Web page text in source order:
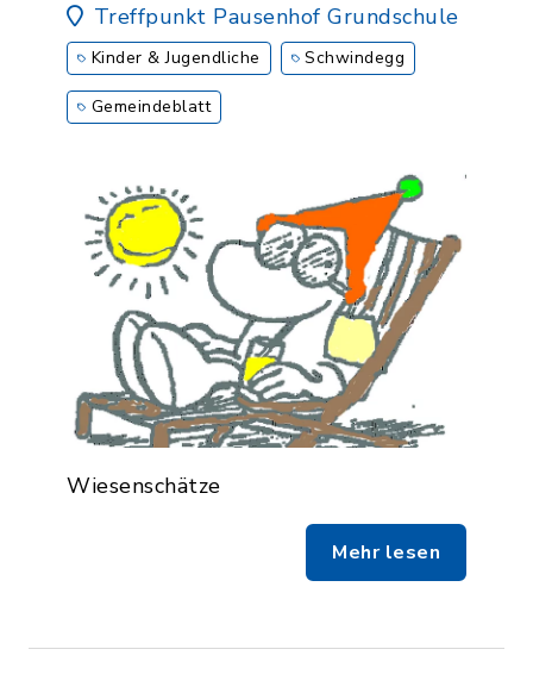
Treffpunkt Pausenhof Grundschule
Kinder & Jugendliche Schwindegg
Gemeindeblatt
Wiesenschätze
Mehr lesen